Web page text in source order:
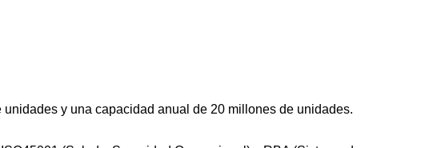
y una capacidad anual de 20 millones de unidades.